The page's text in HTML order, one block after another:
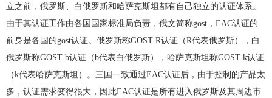
立之前，俄罗斯、白俄罗斯和哈萨克斯坦都有自己独立的认证体系。
由于其认证工作由各国国家标准局负责，俄文简称gost，EAC认证的
前身是各国的gost认证。俄罗斯称GOST-R认证（R代表俄罗斯），白
俄罗斯称GOST-b认证（b代表白俄罗斯），哈萨克斯坦称GOST-k认证
（k代表哈萨克斯坦）。三国一致通过EAC认证后，由于控制的产品太
多，认证需求变得很大，因此EAC认证是所有进入俄罗斯及其周边市